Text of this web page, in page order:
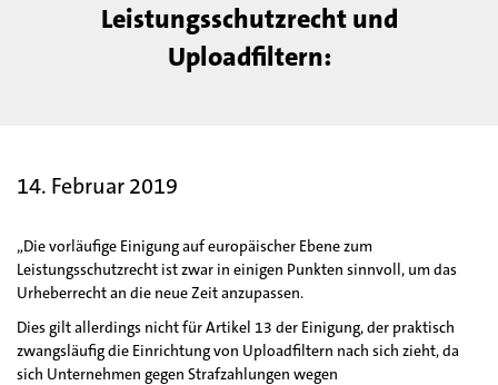
Leistungsschutzrecht und
Uploadfiltern:
14. Februar 2019
„Die vorläufige Einigung auf europäischer Ebene zum
Leistungsschutzrecht ist zwar in einigen Punkten sinnvoll, um das
Urheberrecht an die neue Zeit anzupassen.
Dies gilt allerdings nicht für Artikel 13 der Einigung, der praktisch
zwangsläufig die Einrichtung von Uploadfiltern nach sich zieht, da
sich Unternehmen gegen Strafzahlungen wegen